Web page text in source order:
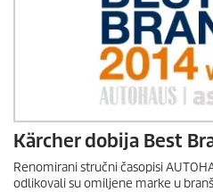
Kärcher dobija Best
Renomirani stručni časopisi
odlikovali su omiljene marke u